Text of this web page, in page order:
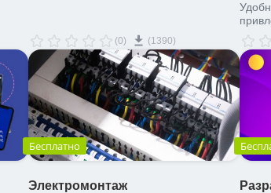
(0) (1390)
Бесплатно
Электромонтаж